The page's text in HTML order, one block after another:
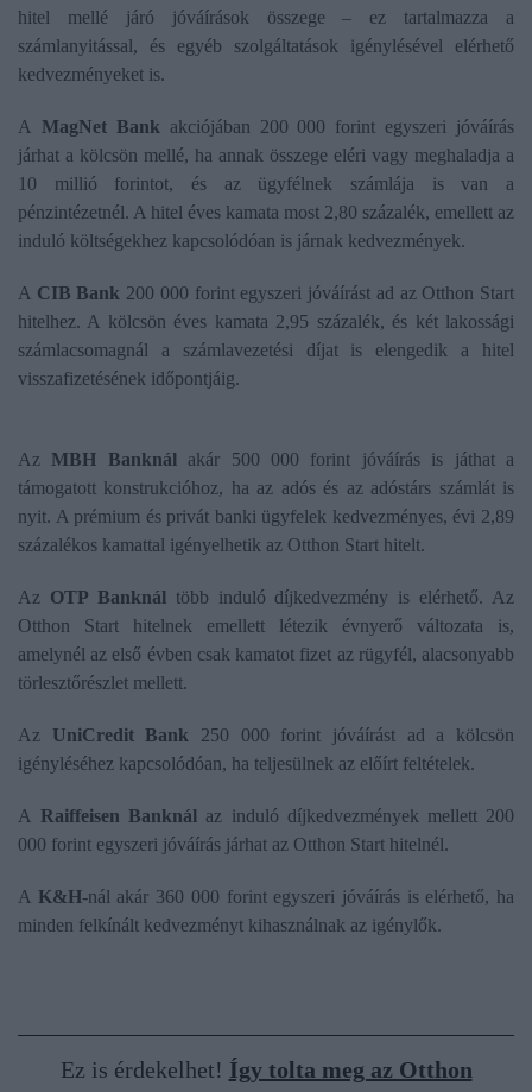
hitel mellé járó jóváírások összege – ez tartalmazza a
számlanyitással, és egyéb szolgáltatások igénylésével elérhető
kedvezményeket is.
A MagNet Bank akciójában 200 000 forint egyszeri jóváírás
járhat a kölcsön mellé, ha annak összege eléri vagy meghaladja a
10 millió forintot, és az ügyfélnek számlája is van a
pénzintézetnél. A hitel éves kamata most 2,80 százalék, emellett az
induló költségekhez kapcsolódóan is járnak kedvezmények.
A CIB Bank 200 000 forint egyszeri jóváírást ad az Otthon Start
hitelhez. A kölcsön éves kamata 2,95 százalék, és két lakossági
számlacsomagnál a számlavezetési díjat is elengedik a hitel
visszafizetésének időpontjáig.
Az MBH Banknál akár 500 000 forint jóváírás is játhat a
támogatott konstrukcióhoz, ha az adós és az adóstárs számlát is
nyit. A prémium és privát banki ügyfelek kedvezményes, évi 2,89
százalékos kamattal igényelhetik az Otthon Start hitelt.
Az OTP Banknál több induló díjkedvezmény is elérhető. Az
Otthon Start hitelnek emellett létezik évnyerő változata is,
amelynél az első évben csak kamatot fizet az rügyfél, alacsonyabb
törlesztőrészlet mellett.
Az UniCredit Bank 250 000 forint jóváírást ad a kölcsön
igényléséhez kapcsolódóan, ha teljesülnek az előírt feltételek.
A Raiffeisen Banknál az induló díjkedvezmények mellett 200
000 forint egyszeri jóváírás járhat az Otthon Start hitelnél.
A K&H-nál akár 360 000 forint egyszeri jóváírás is elérhető, ha
minden felkínált kedvezményt kihasználnak az igénylők.
Ez is érdekelhet! Így tolta meg az Otthon